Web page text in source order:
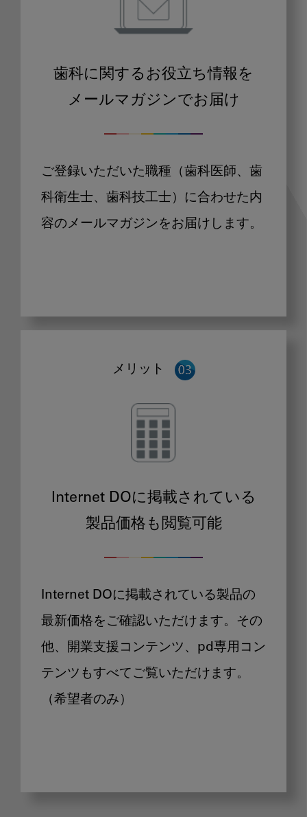
歯科に関するお役立ち情報を
メールマガジンでお届け
ご登録いただいた職種（歯科医師、歯
科衛生士、歯科技工士）に合わせた内
容のメールマガジンをお届けします。
メリット
Internet DOに掲載されている
製品価格も閲覧可能
Internet DOに掲載されている製品の
最新価格をご確認いただけます。その
他、開業支援コンテンツ、pd専用コン
テンツもすべてご覧いただけます。
（希望者のみ）